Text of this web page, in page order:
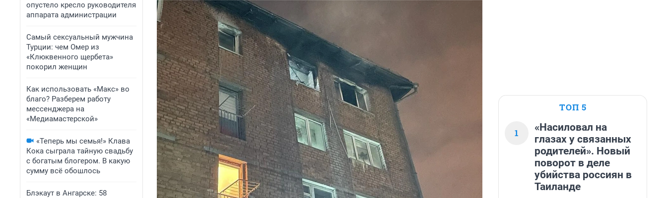
опустело кресло руководителя
аппарата администрации
Самый сексуальный мужчина
Турции: чем Омер из
«Клюквенного щербета»
покорил женщин
Как использовать «Макс» во
благо? Разберем работу
мессенджера на
«Медиамастерской»
«Теперь мы семья!» Клава
Кока сыграла тайную свадьбу
с богатым блогером. В какую
сумму всё обошлось
Блэкаут в Ангарске: 58
ТОП 5
1
«Насиловал на
глазах у связанных
родителей». Новый
поворот в деле
убийства россиян в
Таиланде